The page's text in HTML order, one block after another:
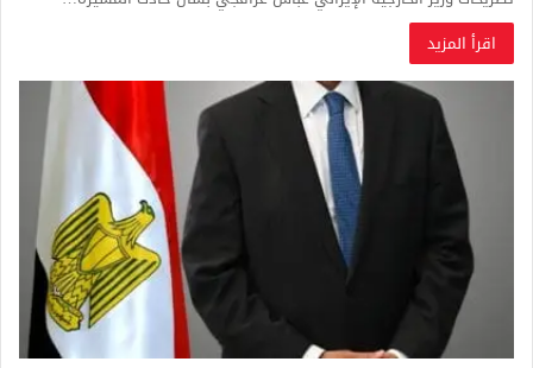
اقرأ المزيد